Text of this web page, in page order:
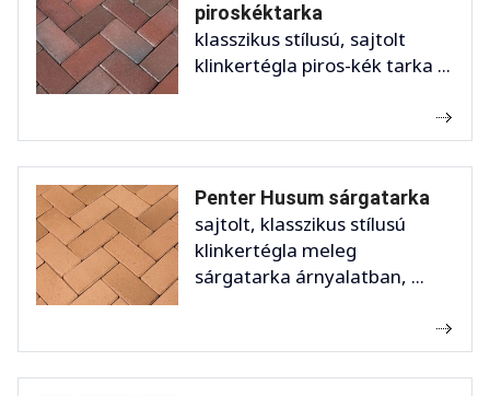
piroskéktarka
klasszikus stílusú, sajtolt
klinkertégla piros-kék tarka ...
Penter Husum sárgatarka
sajtolt, klasszikus stílusú
klinkertégla meleg
sárgatarka árnyalatban, ...